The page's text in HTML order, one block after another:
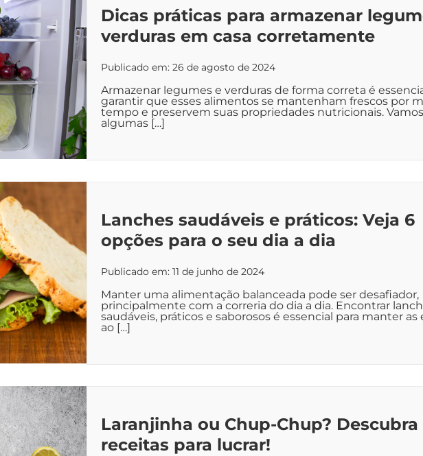
Dicas práticas para armazenar
verduras em casa corretamente
Publicado em: 26 de agosto de 2024
Armazenar legumes e verduras de forma correta é
garantir que esses alimentos se mantenham frescos por
tempo e preservem suas propriedades nutricionais.
algumas […]
Lanches saudáveis e práticos: Veja 6
opções para o seu dia a dia
Publicado em: 11 de junho de 2024
Manter uma alimentação balanceada pode ser desafiador,
principalmente com a correria do dia a dia. Encontrar
saudáveis, práticos e saborosos é essencial para manter as
ao […]
Laranjinha ou Chup-Chup? Descubra
receitas para lucrar!